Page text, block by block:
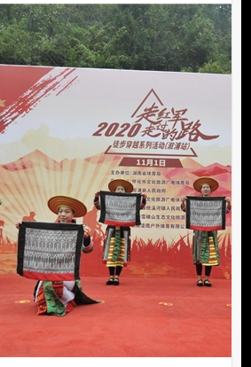
(开幕式现场)